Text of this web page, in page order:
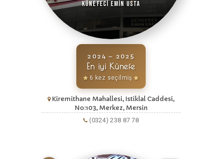
Künefeci Emin Usta
2024 – 2025
En iyi Künefe
6 kez seçilmiş
Kiremithane Mahallesi, Istiklal Caddesi,
No:103, Merkez, Mersin
(0324) 238 87 78